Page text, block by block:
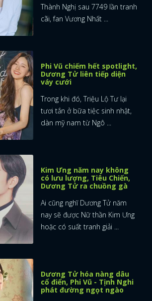
Thành Nghị sau 7749 lần tranh
cãi, fan Vương Nhất ...
Phi Vũ chiếm hết spotlight,
Dương Tử liên tiếp diện
váy cưới
Trong khi đó, Triệu Lộ Tư lại
tươi tắn ở bữa tiệc sinh nhật,
dàn mỹ nam từ Ngô ...
Kim Ưng năm nay không
có lưu lượng, Tiêu Chiến,
Dương Tử ra chuồng gà
Ai cũng nghĩ Dương Tử năm
nay sẽ được Nữ thần Kim Ưng
hoặc có suất tranh giải ...
Dương Tử hóa nàng dâu
cổ điển, Phi Vũ - Tịnh Nghi
phát đường ngọt ngào